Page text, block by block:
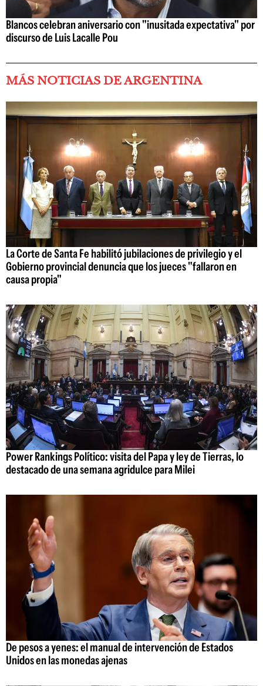
Blancos celebran aniversario con "inusitada expectativa" por
discurso de Luis Lacalle Pou
MÁS NOTICIAS DE ARGENTINA
La Corte de Santa Fe habilitó jubilaciones de privilegio y el
Gobierno provincial denuncia que los jueces "fallaron en
causa propia"
Power Rankings Político: visita del Papa y ley de Tierras, lo
destacado de una semana agridulce para Milei
De pesos a yenes: el manual de intervención de Estados
Unidos en las monedas ajenas